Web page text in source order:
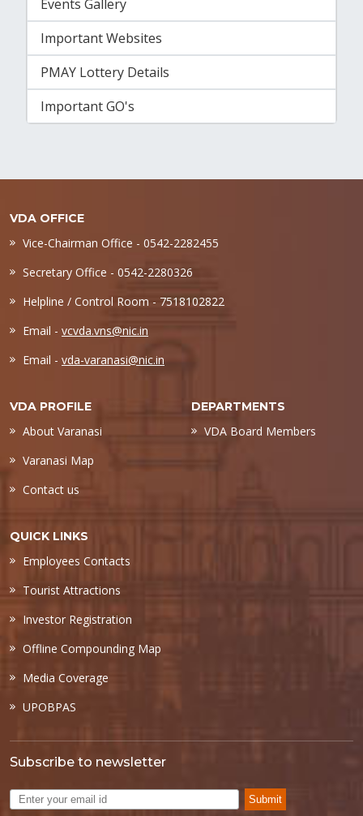
Events Gallery
Important Websites
PMAY Lottery Details
Important GO's
VDA OFFICE
Vice-Chairman Office - 0542-2282455
Secretary Office - 0542-2280326
Helpline / Control Room - 7518102822
Email - vcvda.vns@nic.in
Email - vda-varanasi@nic.in
VDA PROFILE
About Varanasi
Varanasi Map
Contact us
DEPARTMENTS
VDA Board Members
QUICK LINKS
Employees Contacts
Tourist Attractions
Investor Registration
Offline Compounding Map
Media Coverage
UPOBPAS
Subscribe to newsletter
Submit